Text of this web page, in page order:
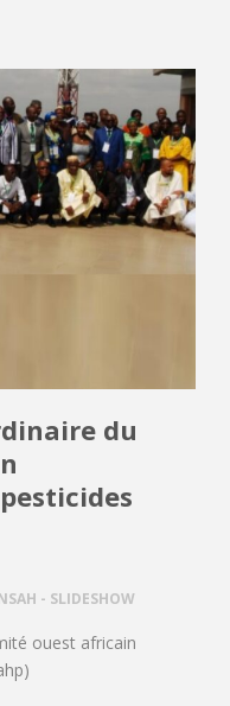
du
- SLIDESHOW
ouest africain